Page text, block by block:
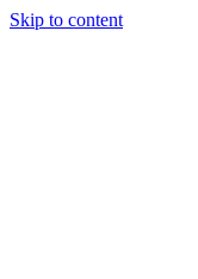
Skip to content